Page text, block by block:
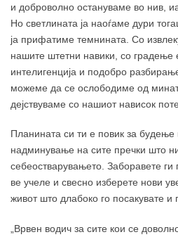
и доброволно остануваме во нив,
Но светлината ја наоѓаме дури
ја прифатиме темнината. Со
нашите штетни навики, со градење
интелигенција и подобро
можеме да се ослободиме од
дејствуваме со нашиот нависок
Планината си ти е повик за
надминување на сите пречки што ни
себеостварувањето. Заборавете
ве учеле и свесно изберете нови
живот што длабоко го посакувате и
„Врвен водич за сите кои се